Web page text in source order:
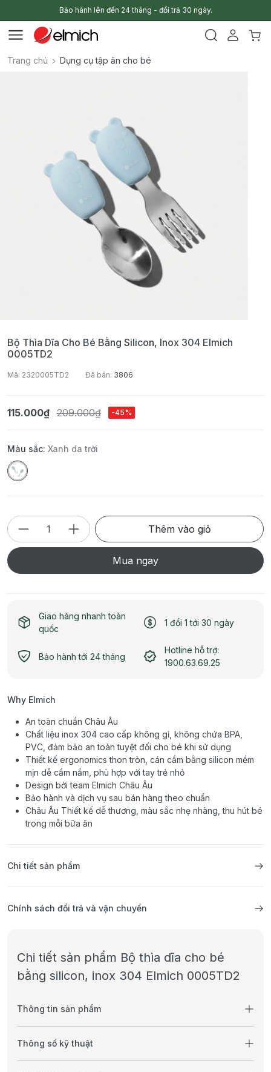
Bảo hành lên đến 24 tháng - đổi trả 30 ngày.
Trang chủ Dụng cụ tập ăn cho bé
Bộ Thìa Dĩa Cho Bé Bằng Silicon, Inox 304 Elmich
0005TD2
Mã: 2320005TD2 Đã bán: 3806
115.000₫ 209.000₫ -45%
Màu sắc: Xanh da trời
Thêm vào giỏ
Mua ngay
Giao hàng nhanh toàn
quốc
1 đổi 1 tới 30 ngày
Bảo hành tới 24 tháng
Hotline hỗ trợ:
1900.63.69.25
Why Elmich
An toàn chuẩn Châu Âu
Chất liệu inox 304 cao cấp không gỉ, không chứa BPA,
PVC, đảm bảo an toàn tuyệt đối cho bé khi sử dụng
Thiết kế ergonomics thon tròn, cán cầm bằng silicon mềm
mịn dễ cầm nắm, phù hợp với tay trẻ nhỏ
Design bởi team Elmich Châu Âu
Bảo hành và dịch vụ sau bán hàng theo chuẩn
Châu Âu Thiết kế dễ thương, màu sắc nhẹ nhàng, thu hút bé
trong mỗi bữa ăn
Chi tiết sản phẩm
Chính sách đổi trả và vận chuyển
Chi tiết sản phẩm Bộ thìa dĩa cho bé
bằng silicon, inox 304 Elmich 0005TD2
Thông tin sản phẩm
Thông số kỹ thuật